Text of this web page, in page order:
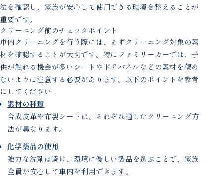
法を確認し、家族が安心して使用できる環境を整えることが
重要です。
クリーニング前のチェックポイント
車内クリーニングを行う際には、まずクリーニング対象の素
材を確認することが大切です。特にファミリーカーでは、子
供が触れる機会が多いシートやドアパネルなどの素材を傷め
ないように注意する必要があります。以下のポイントを参考
にしてください
素材の種類
合成皮革や布製シートは、それぞれ適したクリーニング方
法が異なります。
化学薬品の使用
強力な洗剤は避け、環境に優しい製品を選ぶことで、家族
全員が安心して車内を利用できます。